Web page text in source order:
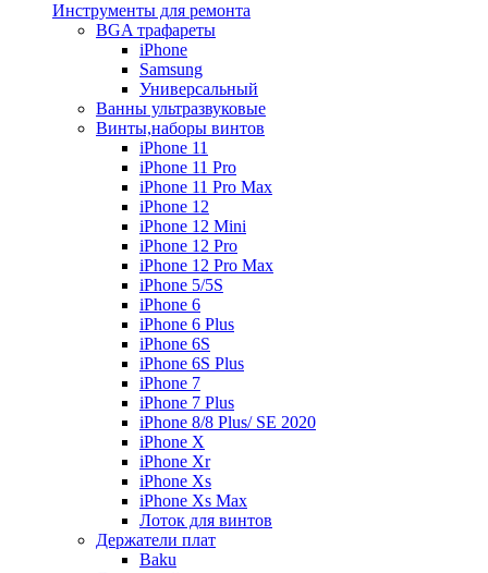
Инструменты для ремонта
BGA трафареты
iPhone
Samsung
Универсальный
Ванны ультразвуковые
Винты,наборы винтов
iPhone 11
iPhone 11 Pro
iPhone 11 Pro Max
iPhone 12
iPhone 12 Mini
iPhone 12 Pro
iPhone 12 Pro Max
iPhone 5/5S
iPhone 6
iPhone 6 Plus
iPhone 6S
iPhone 6S Plus
iPhone 7
iPhone 7 Plus
iPhone 8/8 Plus/ SE 2020
iPhone X
iPhone Xr
iPhone Xs
iPhone Xs Max
Лоток для винтов
Держатели плат
Baku